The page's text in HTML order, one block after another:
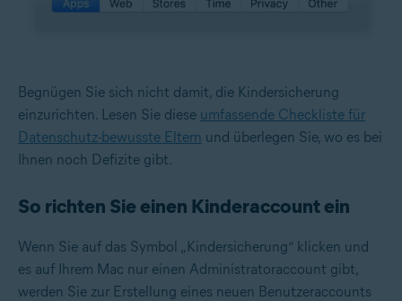
Begnügen Sie sich nicht damit, die Kindersicherung
einzurichten. Lesen Sie diese umfassende Checkliste für
Datenschutz-bewusste Eltern und überlegen Sie, wo es bei
Ihnen noch Defizite gibt.
So richten Sie einen Kinderaccount ein
Wenn Sie auf das Symbol „Kindersicherung“ klicken und
es auf Ihrem Mac nur einen Administratoraccount gibt,
werden Sie zur Erstellung eines neuen Benutzeraccounts